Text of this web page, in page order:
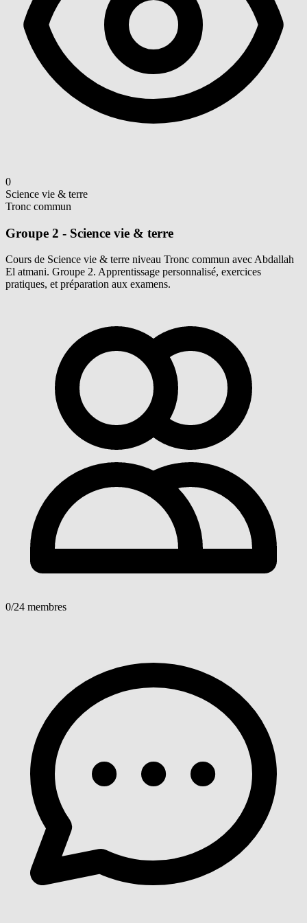
0
Science vie & terre
Tronc commun
Groupe 2 - Science vie & terre
Cours de Science vie & terre niveau Tronc commun avec Abdallah
El atmani. Groupe 2. Apprentissage personnalisé, exercices
pratiques, et préparation aux examens.
0/24 membres